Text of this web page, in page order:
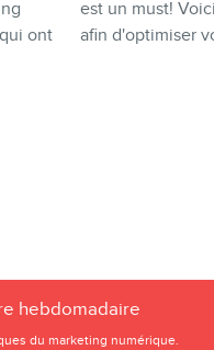
ont
est un must!
afin d'optimiser
hebdomadaire
du marketing numérique.